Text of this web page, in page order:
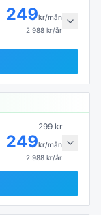
249kr/mån
2 988 kr/år
299kr
249kr/mån
2 988 kr/år